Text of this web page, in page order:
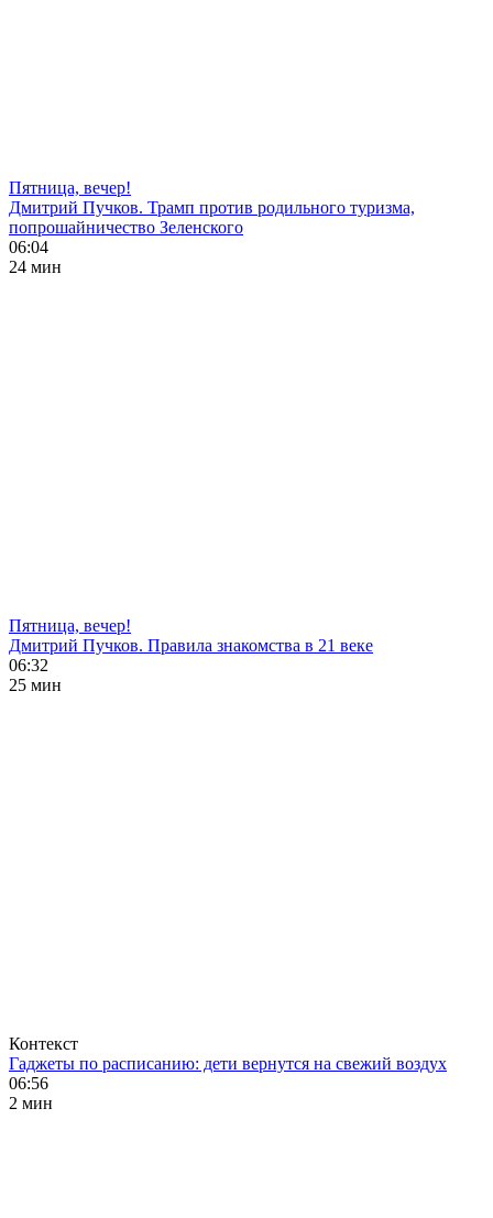
Пятница, вечер!
Дмитрий Пучков. Трамп против родильного туризма,
попрошайничество Зеленского
06:04
24 мин
Пятница, вечер!
Дмитрий Пучков. Правила знакомства в 21 веке
06:32
25 мин
Контекст
Гаджеты по расписанию: дети вернутся на свежий воздух
06:56
2 мин